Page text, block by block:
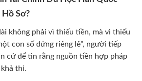
Sơ?
không phải vì thiếu tiền, mà vì thiếu
con số đứng riêng lẻ”, người tiếp
cứ để tin rằng nguồn tiền hợp pháp
thi.